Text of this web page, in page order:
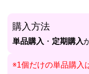
購入方法
単品購入 ・ 定期購入
※1個だけの単品購入